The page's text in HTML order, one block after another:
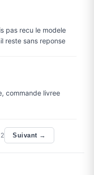
pas recu le modele
reste sans reponse
commande livree
Suivant →